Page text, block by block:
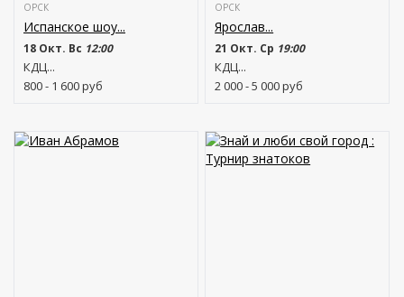
ОРСК
Испанское шоу...
18 Окт. Вс 12:00
КДЦ...
800 - 1 600руб
ОРСК
Ярослав...
21 Окт. Ср 19:00
КДЦ...
2 000 - 5 000руб